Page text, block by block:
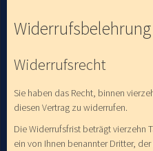
Widerrufsbelehrung
Widerrufsrecht
Sie haben das Recht, binnen
diesen Vertrag zu widerrufen.
Die Widerrufsfrist beträgt vierzehn
ein von Ihnen benannter Dritter,